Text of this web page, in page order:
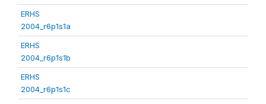
ERHS
2004_r6p1s1a
ERHS
2004_r6p1s1b
ERHS
2004_r6p1s1c